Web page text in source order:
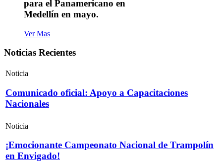
para el Panamericano en
Medellín en mayo.
Ver Mas
Noticias Recientes
Noticia
Comunicado oficial: Apoyo a Capacitaciones
Nacionales
Noticia
¡Emocionante Campeonato Nacional de Trampolín
en Envigado!